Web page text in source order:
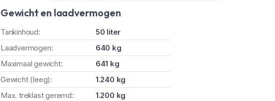
Gewicht en laadvermogen
Tankinhoud:
50 liter
Laadvermogen:
640 kg
Maximaal gewicht:
641 kg
Gewicht (leeg):
1.240 kg
Max. treklast geremd:
1.200 kg